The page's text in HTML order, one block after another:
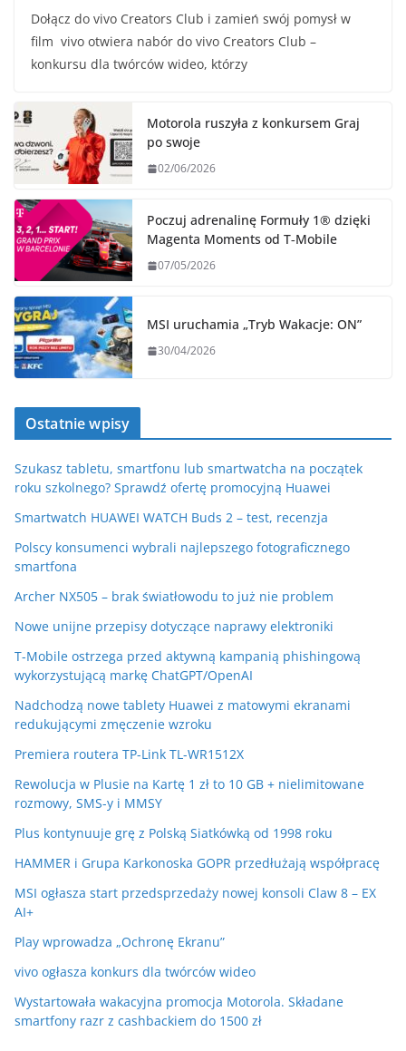
Dołącz do vivo Creators Club i zamień swój pomysł w
film vivo otwiera nabór do vivo Creators Club –
konkursu dla twórców wideo, którzy
Motorola ruszyła z konkursem Graj
po swoje
02/06/2026
Poczuj adrenalinę Formuły 1® dzięki
Magenta Moments od T‑Mobile
07/05/2026
MSI uruchamia „Tryb Wakacje: ON”
30/04/2026
Ostatnie wpisy
Szukasz tabletu, smartfonu lub smartwatcha na początek
roku szkolnego? Sprawdź ofertę promocyjną Huawei
Smartwatch HUAWEI WATCH Buds 2 – test, recenzja
Polscy konsumenci wybrali najlepszego fotograficznego
smartfona
Archer NX505 – brak światłowodu to już nie problem
Nowe unijne przepisy dotyczące naprawy elektroniki
T-Mobile ostrzega przed aktywną kampanią phishingową
wykorzystującą markę ChatGPT/OpenAI
Nadchodzą nowe tablety Huawei z matowymi ekranami
redukującymi zmęczenie wzroku
Premiera routera TP-Link TL-WR1512X
Rewolucja w Plusie na Kartę 1 zł to 10 GB + nielimitowane
rozmowy, SMS-y i MMSY
Plus kontynuuje grę z Polską Siatkówką od 1998 roku
HAMMER i Grupa Karkonoska GOPR przedłużają współpracę
MSI ogłasza start przedsprzedaży nowej konsoli Claw 8 – EX
AI+
Play wprowadza „Ochronę Ekranu”
vivo ogłasza konkurs dla twórców wideo
Wystartowała wakacyjna promocja Motorola. Składane
smartfony razr z cashbackiem do 1500 zł